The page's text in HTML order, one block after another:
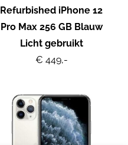
Refurbished iPhone 12
Pro Max 256 GB Blauw
Licht gebruikt
€ 449,-